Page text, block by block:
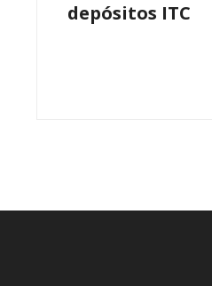
depósitos ITC